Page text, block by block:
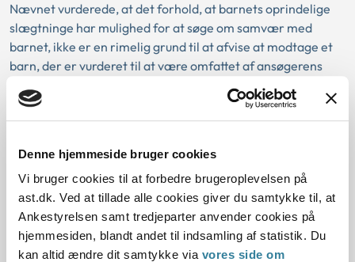
Denne hjemmeside bruger cookies
Vi bruger cookies til at forbedre brugeroplevelsen på
ast.dk. Ved at tillade alle cookies giver du samtykke til, at
Ankestyrelsen samt tredjeparter anvender cookies på
hjemmesiden, blandt andet til indsamling af statistik. Du
kan altid ændre dit samtykke via vores side om
Nævnet vurderede, at det forhold, at barnets oprindelige
slægtninge har mulighed for at søge om samvær med
barnet, ikke er en rimelig grund til at afvise at modtage et
barn, der er vurderet til at være omfattet af ansøgerens
Det var herefter nævnets vurdering, at der ikke var
og den rummelighed, som er en forudsætning for, at en
adoption vil blive til gavn for barnet. Nævnet var således
enig med samrådet i vurderingen af, at der ikke var
tilstrækkelig sikkerhed for, at et adoptionsforløb ville blive
til gavn for barnet.